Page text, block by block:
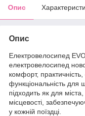
Опис
Опис
Електровелосипед
електровелосипед
комфорт,
функціональність для
підходить як для
місцевості,
у кожній поїздці.